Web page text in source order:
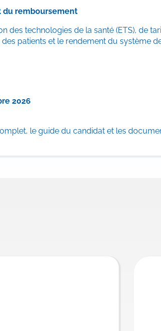
du remboursement
des technologies de la santé (ETS),
patients et le rendement du système
2026
le guide du candidat et les